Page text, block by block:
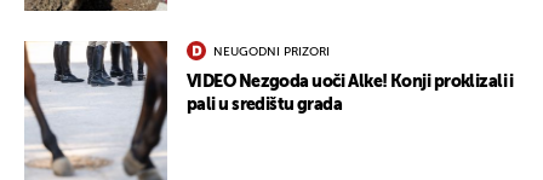
NEUGODNI PRIZORI
VIDEO Nezgoda uoči Alke! Konji proklizali i
pali u središtu grada